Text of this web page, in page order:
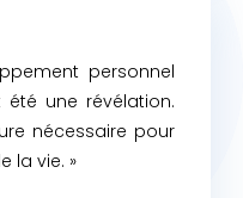
personnel
une révélation.
nécessaire pour
la vie. »